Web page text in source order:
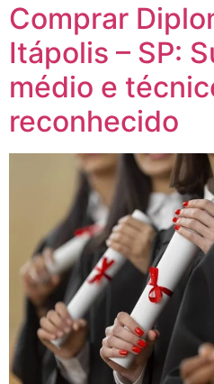
Comprar
Itápolis – SP:
médio e
reconhecido